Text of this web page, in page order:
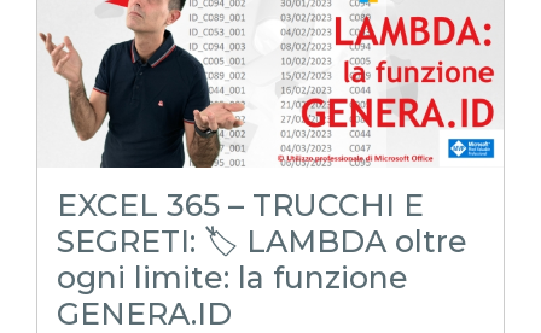
EXCELtrucchiesegreti
excel tips
excel tutorial italiano
funzione lambda
lancia dadi
estrazione dadi
dado
gioco dadi
EXCEL 365 – TRUCCHI E
SEGRETI: 🏷️ LAMBDA oltre
ogni limite: la funzione
GENERA.ID